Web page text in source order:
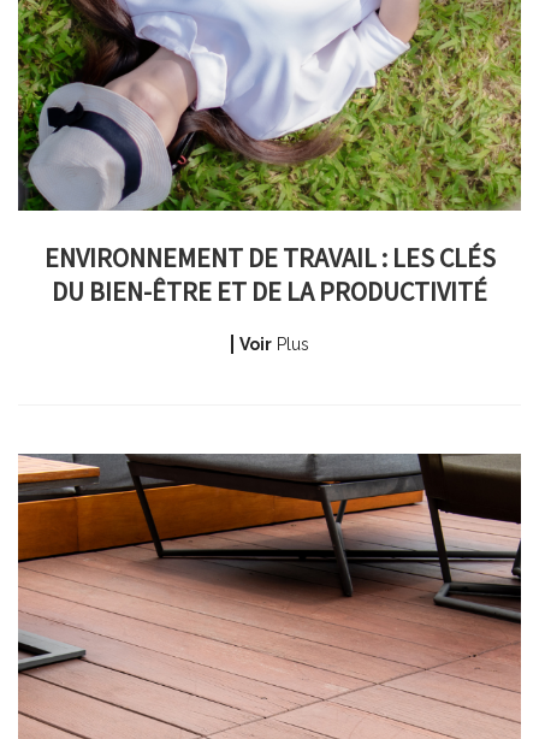
ENVIRONNEMENT DE TRAVAIL : LES CLÉS
DU BIEN-ÊTRE ET DE LA PRODUCTIVITÉ
VoirPlus